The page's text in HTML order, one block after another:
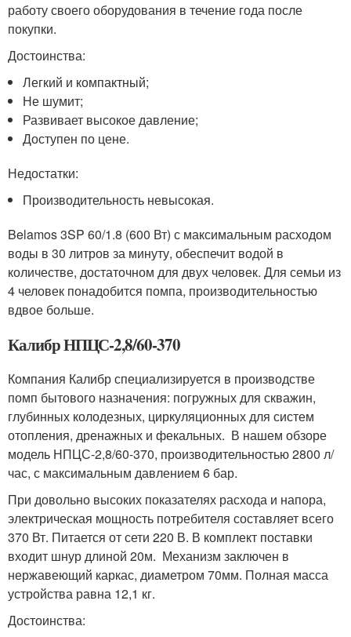
работу своего оборудования в течение года после
покупки.
Достоинства:
Легкий и компактный;
Не шумит;
Развивает высокое давление;
Доступен по цене.
Недостатки:
Производительность невысокая.
Belamos 3SP 60/1.8 (600 Вт) с максимальным расходом
воды в 30 литров за минуту, обеспечит водой в
количестве, достаточном для двух человек. Для семьи из
4 человек понадобится помпа, производительностью
вдвое больше.
Калибр НПЦС-2,8/60-370
Компания Калибр специализируется в производстве
помп бытового назначения: погружных для скважин,
глубинных колодезных, циркуляционных для систем
отопления, дренажных и фекальных. В нашем обзоре
модель НПЦС-2,8/60-370, производительностью 2800 л/
час, с максимальным давлением 6 бар.
При довольно высоких показателях расхода и напора,
электрическая мощность потребителя составляет всего
370 Вт. Питается от сети 220 В. В комплект поставки
входит шнур длиной 20м. Механизм заключен в
нержавеющий каркас, диаметром 70мм. Полная масса
устройства равна 12,1 кг.
Достоинства: